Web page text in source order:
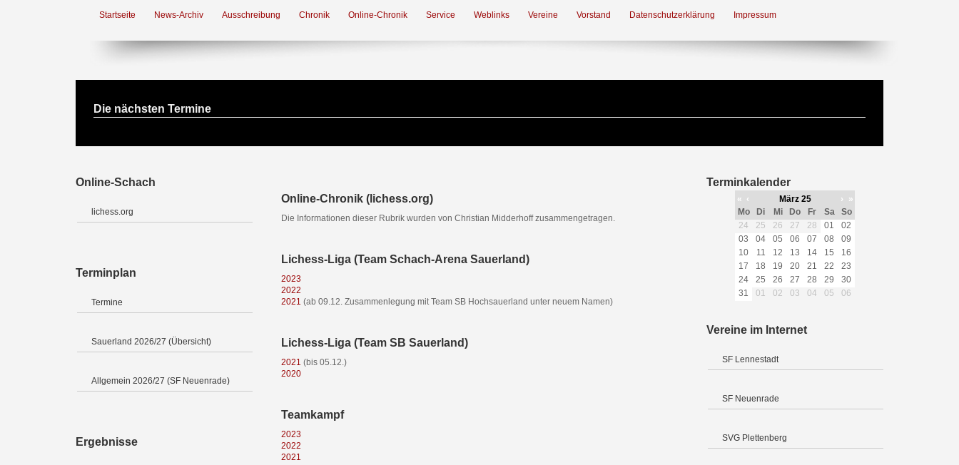
Startseite News-Archiv Ausschreibung Chronik Online-Chronik Service Weblinks Vereine Vorstand Datenschutzerklärung Impressum
Die nächsten Termine
Online-Schach
lichess.org
Terminplan
Termine
Sauerland 2026/27 (Übersicht)
Allgemein 2026/27 (SF Neuenrade)
Ergebnisse
Online-Chronik (lichess.org)
Die Informationen dieser Rubrik wurden von Christian Midderhoff zusammengetragen.
Lichess-Liga (Team Schach-Arena Sauerland)
2023
2022
2021 (ab 09.12. Zusammenlegung mit Team SB Hochsauerland unter neuem Namen)
Lichess-Liga (Team SB Sauerland)
2021 (bis 05.12.)
2020
Teamkampf
2023
2022
2021
Terminkalender
« ‹ März 25 ›
»
Mo
Di Mi Do Fr Sa
So
24
25 26 27 28 01
02
03
04 05 06 07 08
09
10
11 12 13 14 15
16
17
18 19 20 21 22
23
24
25 26 27 28 29
30
31
01 02 03 04 05 06
Vereine im Internet
SF Lennestadt
SF Neuenrade
SVG Plettenberg